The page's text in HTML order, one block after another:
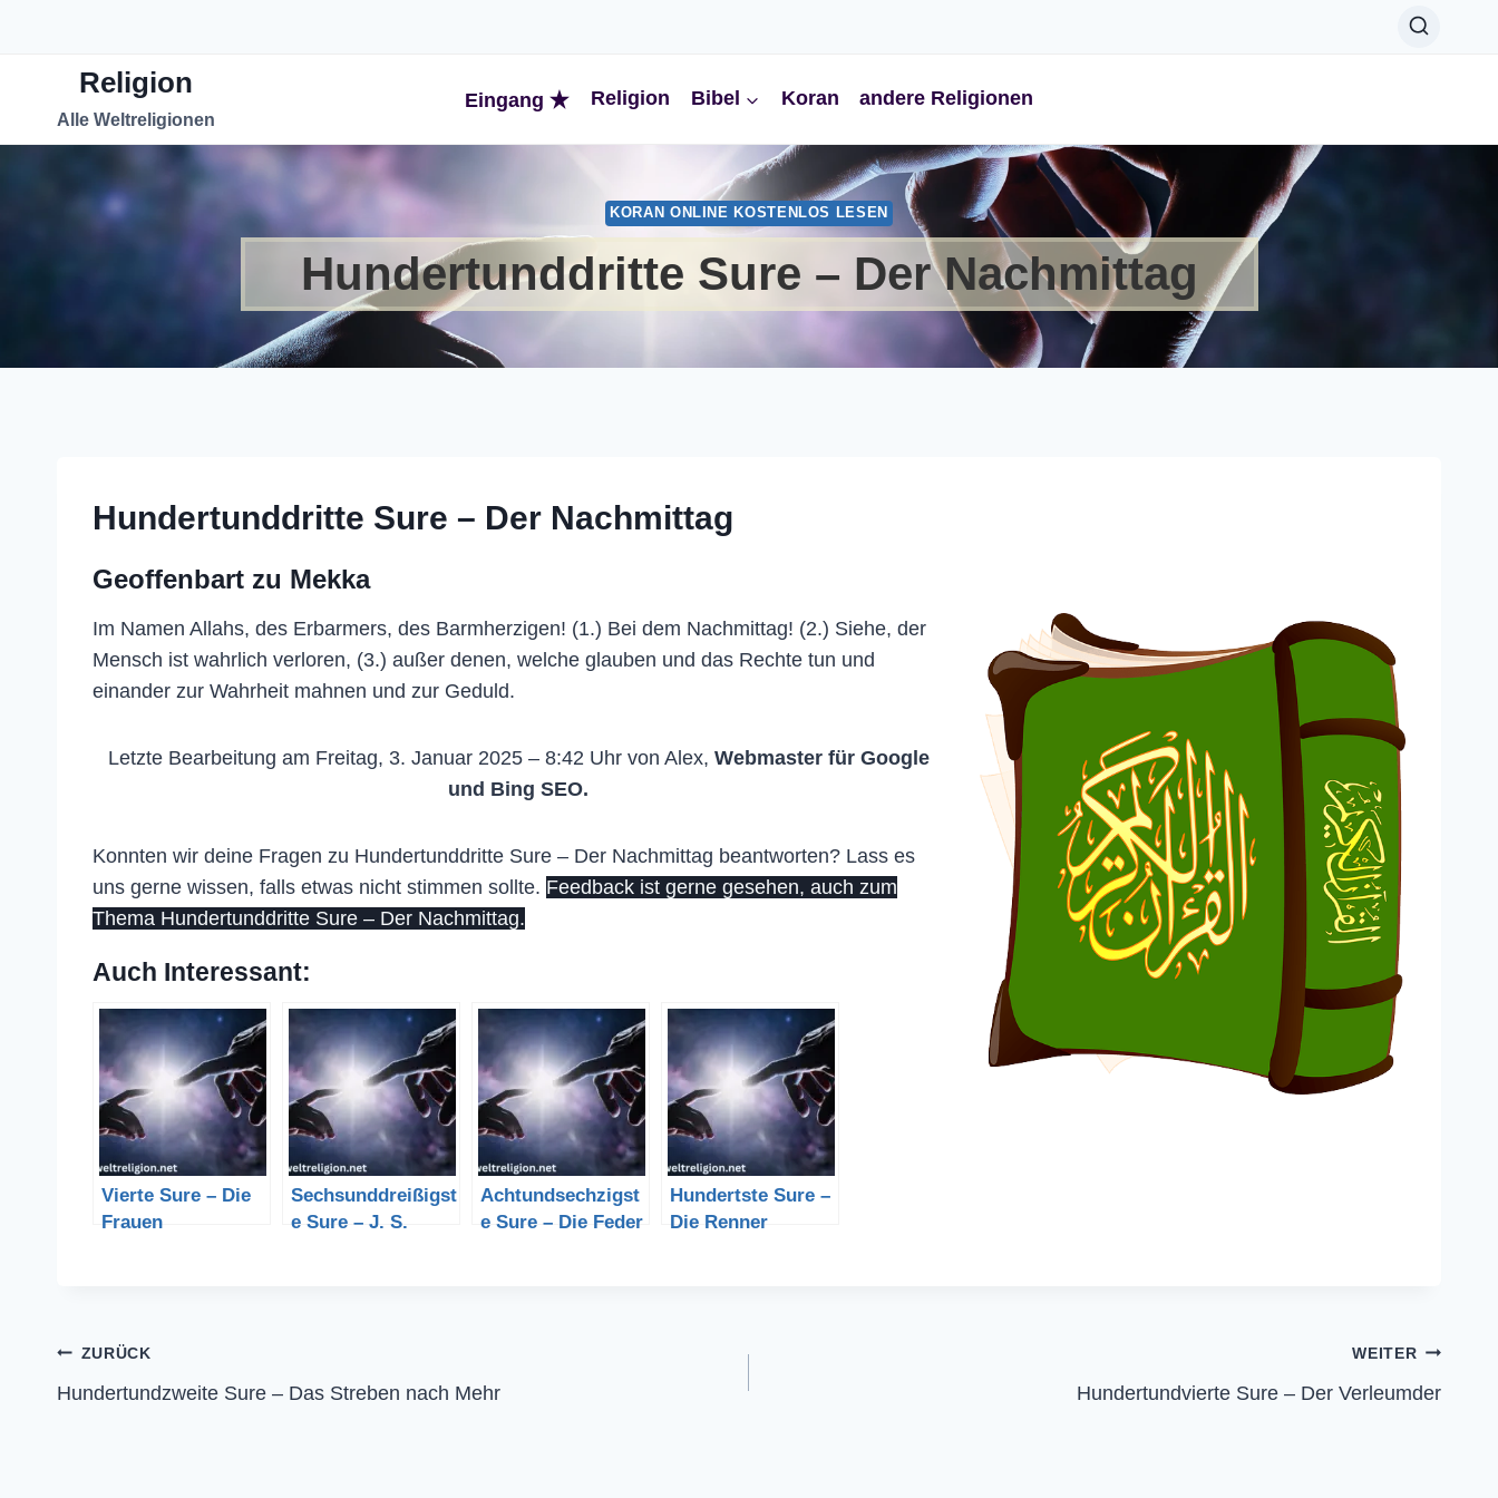
Religion
Alle Weltreligionen
Eingang Religion Bibel Koran andere Religionen
KORAN ONLINE KOSTENLOS LESEN
Hundertunddritte Sure – Der Nachmittag
Hundertunddritte Sure – Der Nachmittag
Geoffenbart zu Mekka
Im Namen Allahs, des Erbarmers, des Barmherzigen! (1.) Bei dem Nachmittag! (2.) Siehe, der
Mensch ist wahrlich verloren, (3.) außer denen, welche glauben und das Rechte tun und
einander zur Wahrheit mahnen und zur Geduld.
Letzte Bearbeitung am Freitag, 3. Januar 2025 – 8:42 Uhr von Alex, Webmaster für Google
und Bing SEO.
Konnten wir deine Fragen zu Hundertunddritte Sure – Der Nachmittag beantworten? Lass es
uns gerne wissen, falls etwas nicht stimmen sollte. Feedback ist gerne gesehen, auch zum
Thema Hundertunddritte Sure – Der Nachmittag.
Auch Interessant:
Vierte Sure – Die
Frauen
Sechsunddreißigst
e Sure – J. S.
Achtundsechzigst
e Sure – Die Feder
Hundertste Sure –
Die Renner
Beitragsnavigation
ZURÜCK
Hundertundzweite Sure – Das Streben nach Mehr
WEITER
Hundertundvierte Sure – Der Verleumder